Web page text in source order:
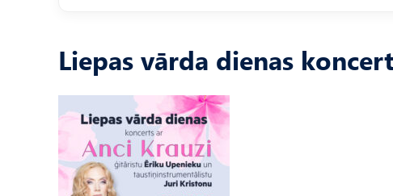
Liepas vārda dienas